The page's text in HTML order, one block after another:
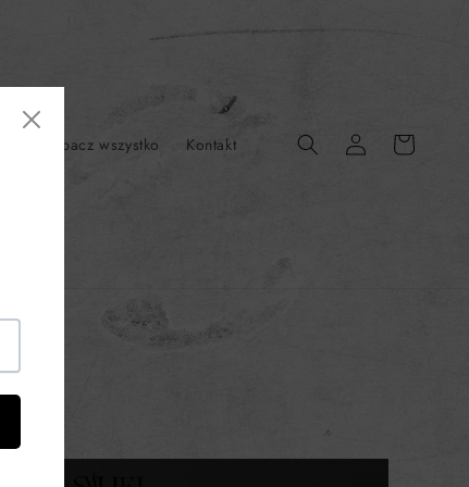
Zobacz wszystko Kontakt
Zaloguj
się
Koszyk